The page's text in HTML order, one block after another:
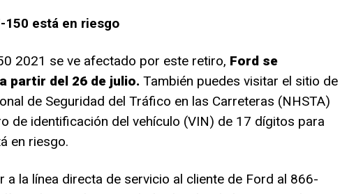
150 está en riesgo
2021 se ve afectado por este retiro, Ford se
partir del 26 de julio. También puedes visitar el sitio de
de Seguridad del Tráfico en las Carreteras (NHSTA)
de identificación del vehículo (VIN) de 17 dígitos para
en riesgo.
a la línea directa de servicio al cliente de Ford al 866-